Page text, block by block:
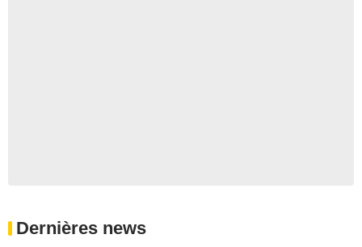
Dernières news